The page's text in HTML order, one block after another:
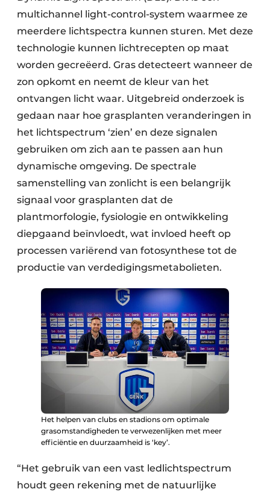
multichannel light-control-system waarmee ze
meerdere lichtspectra kunnen sturen. Met deze
technologie kunnen lichtrecepten op maat
worden gecreëerd. Gras detecteert wanneer de
zon opkomt en neemt de kleur van het
ontvangen licht waar. Uitgebreid onderzoek is
gedaan naar hoe grasplanten veranderingen in
het lichtspectrum ‘zien’ en deze signalen
gebruiken om zich aan te passen aan hun
dynamische omgeving. De spectrale
samenstelling van zonlicht is een belangrijk
signaal voor grasplanten dat de
plantmorfologie, fysiologie en ontwikkeling
diepgaand beïnvloedt, wat invloed heeft op
processen variërend van fotosynthese tot de
productie van verdedigingsmetabolieten.
Het helpen van clubs en stadions om optimale
grasomstandigheden te verwezenlijken met meer
efficiëntie en duurzaamheid is ‘key’.
“Het gebruik van een vast ledlichtspectrum
houdt geen rekening met de natuurlijke